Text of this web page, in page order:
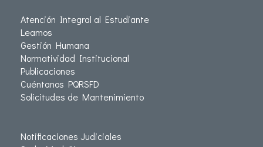
Atención Integral al Estudiante
Leamos
Gestión Humana
Normatividad Institucional
Publicaciones
Cuéntanos PQRSFD
Solicitudes de Mantenimiento
Notificaciones Judiciales